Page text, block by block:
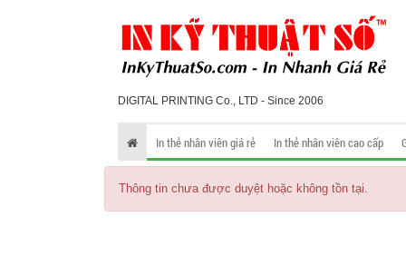
DIGITAL PRINTING Co., LTD - Since 2006
In thẻ nhân viên giá rẻ In thẻ nhân viên cao cấp
Thông tin chưa được duyệt hoặc không tồn tại.